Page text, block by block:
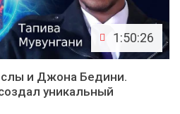
1:50:26
и Джона Бедини.
уникальный